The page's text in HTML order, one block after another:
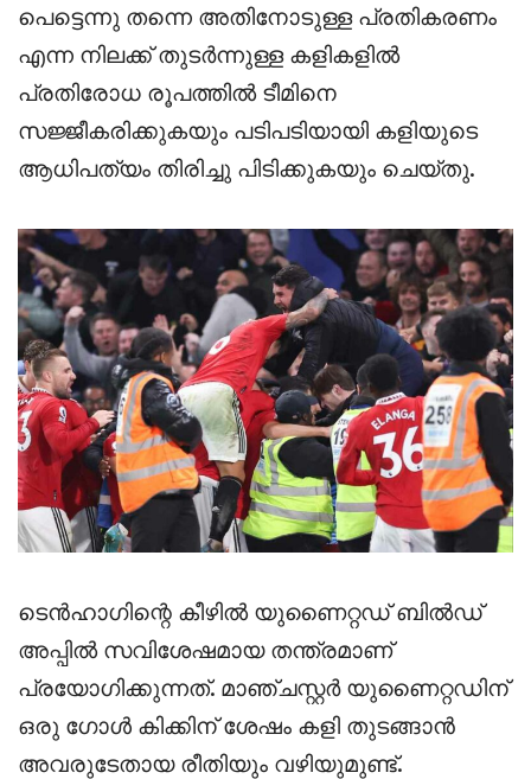
പെട്ടെന്നു തന്നെ അതിനോടുള്ള പ്രതികരണം
എന്ന നിലക്ക് തുടർന്നുള്ള കളികളിൽ
പ്രതിരോധ രൂപത്തിൽ ടീമിനെ
സജ്ജീകരിക്കുകയും പടിപടിയായി കളിയുടെ
ആധിപത്യം തിരിച്ചു പിടിക്കുകയും ചെയ്തു.
ടെൻഹാഗിന്റെ കീഴിൽ യുണൈറ്റഡ് ബിൽഡ്
അപ്പിൽ സവിശേഷമായ തന്ത്രമാണ്
പ്രയോഗിക്കുന്നത്. മാഞ്ചസ്റ്റർ യുണൈറ്റഡിന്
ഒരു ഗോൾ കിക്കിന് ശേഷം കളി തുടങ്ങാൻ
അവരുടേതായ രീതിയും വഴിയുമുണ്ട്.